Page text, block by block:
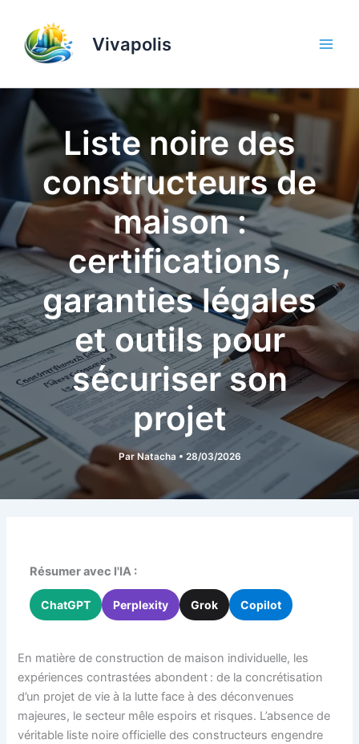
contenu
Vivapolis
Liste noire des
constructeurs de
maison :
certifications,
garanties légales
et outils pour
sécuriser son
projet
Par Natacha • 28/03/2026
Résumer avec l'IA :
ChatGPT Perplexity Grok Copilot
En matière de construction de maison individuelle, les
expériences contrastées abondent : de la concrétisation
d’un projet de vie à la lutte face à des déconvenues
majeures, le secteur mêle espoirs et risques. L’absence de
véritable liste noire officielle des constructeurs engendre